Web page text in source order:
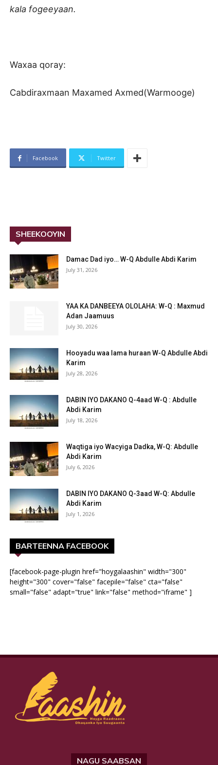
kala fogeeyaan.
Waxaa qoray:
Cabdiraxmaan Maxamed Axmed(Warmooge)
Facebook Twitter
SHEEKOOYIN
Damac Dad iyo… W-Q Abdulle Abdi Karim
July 31, 2026
YAA KA DANBEEYA OLOLAHA: W-Q : Maxmud
Adan Jaamuus
July 30, 2026
Hooyadu waa lama huraan W-Q Abdulle Abdi
Karim
July 28, 2026
DABIN IYO DAKANO Q-4aad W-Q : Abdulle
Abdi Karim
July 18, 2026
Waqtiga iyo Wacyiga Dadka, W-Q: Abdulle
Abdi Karim
July 6, 2026
DABIN IYO DAKANO Q-3aad W-Q: Abdulle
Abdi Karim
July 1, 2026
BARTEENNA FACEBOOK
[facebook-page-plugin href="hoygalaashin" width="300"
height="300" cover="false" facepile="false" cta="false"
small="false" adapt="true" link="false" method="iframe" ]
NAGU SAABSAN